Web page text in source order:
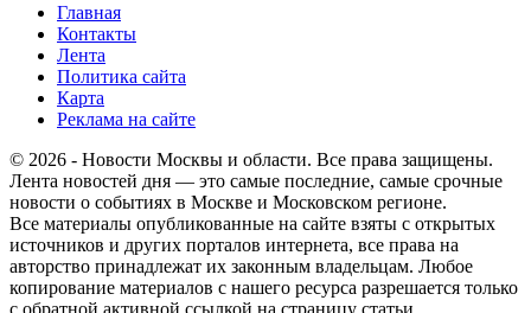
Главная
Контакты
Лента
Политика сайта
Карта
Реклама на сайте
© 2026 - Новости Москвы и области. Все права защищены.
Лента новостей дня — это самые последние, самые срочные
новости о событиях в Москве и Московском регионе.
Все материалы опубликованные на сайте взяты с открытых
источников и других порталов интернета, все права на
авторство принадлежат их законным владельцам. Любое
копирование материалов с нашего ресурса разрешается только
с обратной активной ссылкой на страницу статьи.